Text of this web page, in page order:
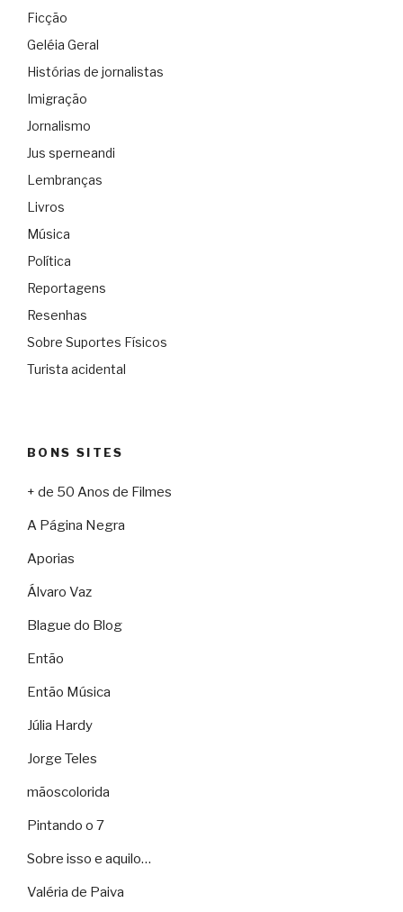
Ficção
Geléia Geral
Histórias de jornalistas
Imigração
Jornalismo
Jus sperneandi
Lembranças
Livros
Música
Política
Reportagens
Resenhas
Sobre Suportes Físicos
Turista acidental
BONS SITES
+ de 50 Anos de Filmes
A Página Negra
Aporias
Álvaro Vaz
Blague do Blog
Então
Então Música
Júlia Hardy
Jorge Teles
mãoscolorida
Pintando o 7
Sobre isso e aquilo…
Valéria de Paiva